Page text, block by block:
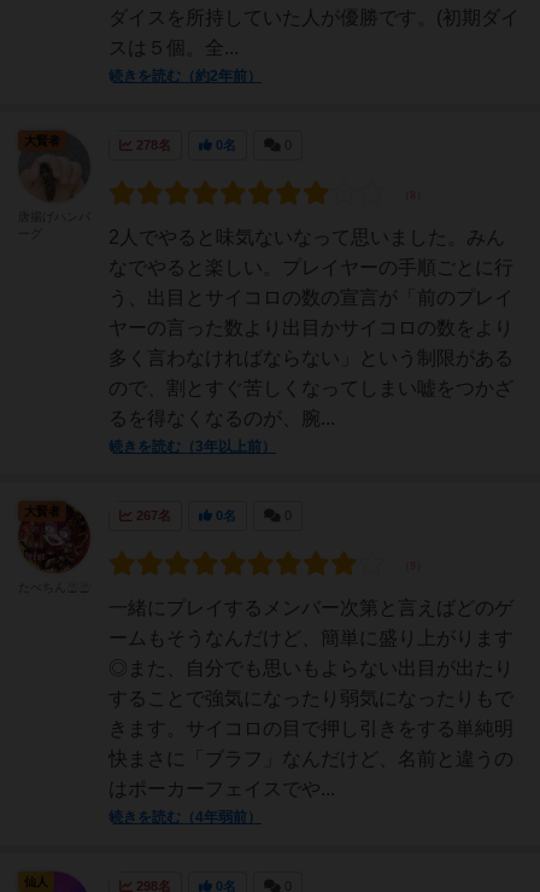
ダイスを所持していた人が優勝です。(初期ダイ
スは５個。全...
続きを読む（約2年前）
278名 0名
2人でやると味気ないなって思いました。みん
なでやると楽しい。プレイヤーの手順ごとに行
う、出目とサイコロの数の宣言が「前のプレイ
ヤーの言った数より出目かサイコロの数をより
多く言わなければならない」という制限がある
ので、割とすぐ苦しくなってしまい嘘をつかざ
るを得なくなるのが、腕...
続きを読む（3年以上前）
大賢者
267名 0名
一緒にプレイするメンバー次第と言えばどのゲ
ームもそうなんだけど、簡単に盛り上がります
◎また、自分でも思いもよらない出目が出たり
することで強気になったり弱気になったりもで
きます。サイコロの目で押し引きをする単純明
快まさに「ブラフ」なんだけど、名前と違うの
はポーカーフェイスでや...
続きを読む（4年弱前）
大賢者
298名 0名
仙人